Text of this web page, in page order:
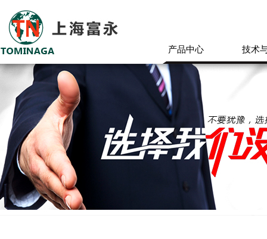
产品中心 技术